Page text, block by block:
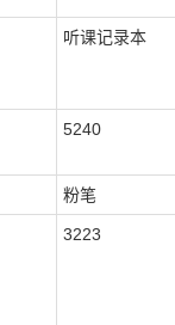
听课记录本
5240
粉笔
3223